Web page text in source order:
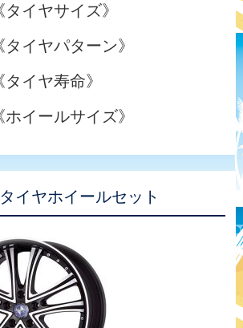
イヤサイズ》
イヤパターン》
イヤ寿命》
イールサイズ》
イヤホイールセット